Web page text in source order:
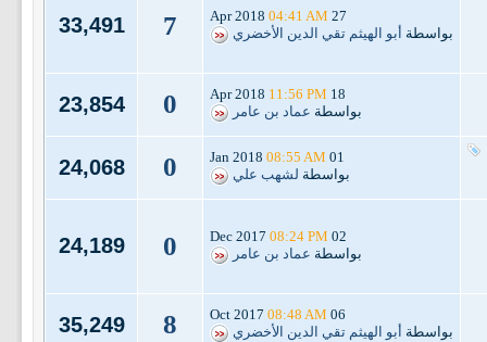
27 Apr 2018
04:41 AM
بواسطة أبو الهيثم تقي الدين الأخضري 7
33,491
18 Apr 2018
11:56 PM
بواسطة عماد بن عامر 0
23,854
01 Jan 2018
08:55 AM
بواسطة لشهب علي 0
24,068
02 Dec 2017
08:24 PM
بواسطة عماد بن عامر 0
24,189
06 Oct 2017
08:48 AM
بواسطة أبو الهيثم تقي الدين الأخضري 8
35,249